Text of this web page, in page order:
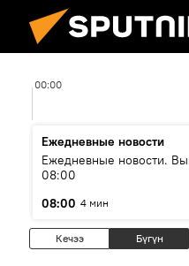
00:00
Ежедневные новости
Ежедневные новости.
08:00
08:00 4 мин
Кечээ Бүгүн